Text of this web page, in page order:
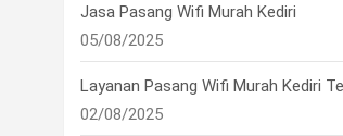
Jasa Pasang Wifi Murah Kediri
05/08/2025
Layanan Pasang Wifi Murah Kediri
02/08/2025